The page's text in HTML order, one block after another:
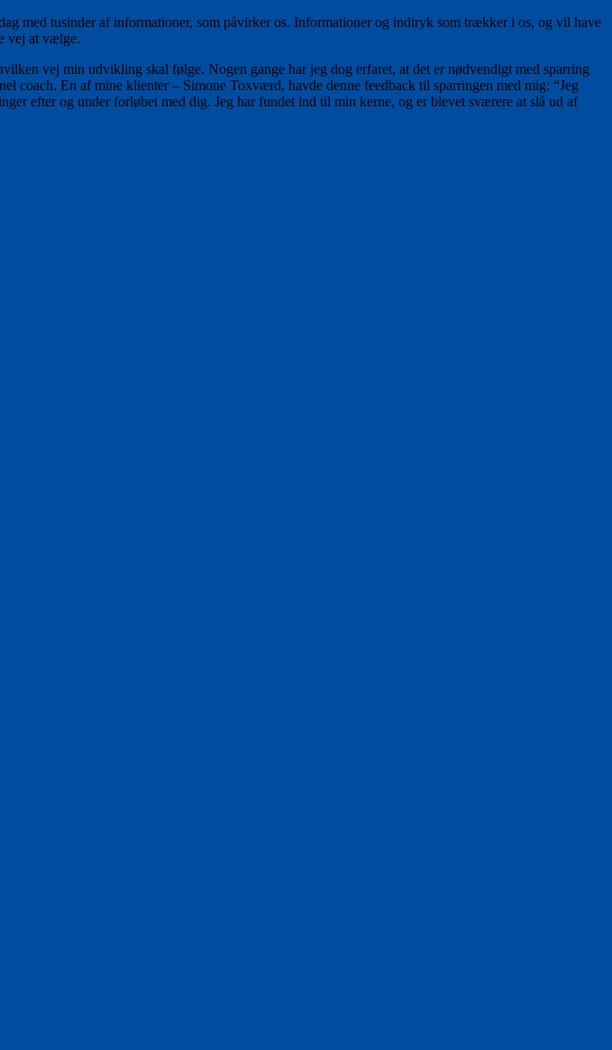
med tusinder af informationer, som påvirker os. Informationer og indtryk som trækker i os, og vil have
vej at vælge.
vej min udvikling skal følge. Nogen gange har jeg dog erfaret, at det er nødvendigt med sparring
coach. En af mine klienter – Simone Toxværd, havde denne feedback til sparringen med mig: “Jeg
efter og under forløbet med dig. Jeg har fundet ind til min kerne, og er blevet sværere at slå ud af